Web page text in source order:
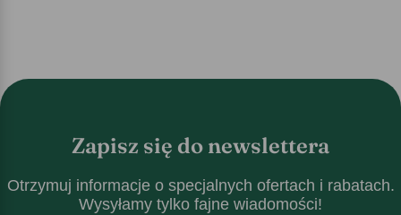
Zapisz się do newslettera
Otrzymuj informacje o specjalnych ofertach i rabatach.
Wysyłamy tylko fajne wiadomości!